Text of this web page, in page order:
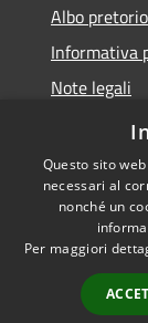
Albo pretorio
Informativa
Note legali
Accessibilità
Questo sito
necessari al
nonché un
Per maggiori